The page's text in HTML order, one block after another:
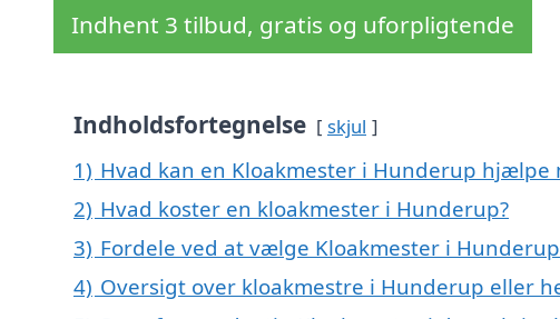
Indhent 3 tilbud, gratis og uforpligtende
Indholdsfortegnelse skjul
1) Hvad kan en Kloakmester i Hunderup hjælpe
2) Hvad koster en kloakmester i Hunderup?
3) Fordele ved at vælge Kloakmester i Hunderup
4) Oversigt over kloakmestre i Hunderup eller